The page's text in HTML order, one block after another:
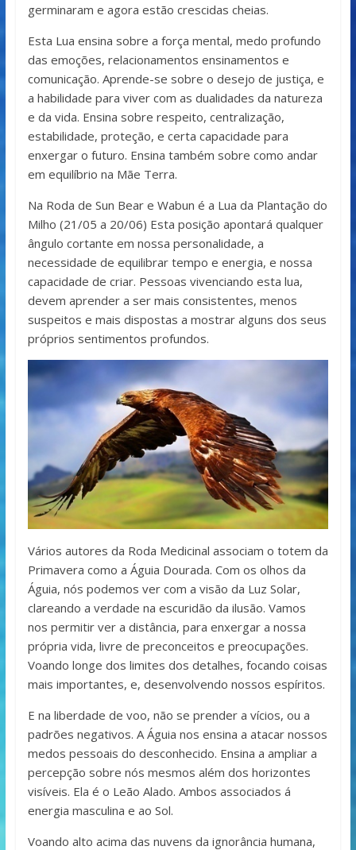
germinaram e agora estão crescidas cheias.
Esta Lua ensina sobre a força mental, medo profundo
das emoções, relacionamentos ensinamentos e
comunicação. Aprende-se sobre o desejo de justiça, e
a habilidade para viver com as dualidades da natureza
e da vida. Ensina sobre respeito, centralização,
estabilidade, proteção, e certa capacidade para
enxergar o futuro. Ensina também sobre como andar
em equilíbrio na Mãe Terra.
Na Roda de Sun Bear e Wabun é a Lua da Plantação do
Milho (21/05 a 20/06) Esta posição apontará qualquer
ângulo cortante em nossa personalidade, a
necessidade de equilibrar tempo e energia, e nossa
capacidade de criar. Pessoas vivenciando esta lua,
devem aprender a ser mais consistentes, menos
suspeitos e mais dispostas a mostrar alguns dos seus
próprios sentimentos profundos.
Vários autores da Roda Medicinal associam o totem da
Primavera como a Águia Dourada. Com os olhos da
Águia, nós podemos ver com a visão da Luz Solar,
clareando a verdade na escuridão da ilusão. Vamos
nos permitir ver a distância, para enxergar a nossa
própria vida, livre de preconceitos e preocupações.
Voando longe dos limites dos detalhes, focando coisas
mais importantes, e, desenvolvendo nossos espíritos.
E na liberdade de voo, não se prender a vícios, ou a
padrões negativos. A Águia nos ensina a atacar nossos
medos pessoais do desconhecido. Ensina a ampliar a
percepção sobre nós mesmos além dos horizontes
visíveis. Ela é o Leão Alado. Ambos associados á
energia masculina e ao Sol.
Voando alto acima das nuvens da ignorância humana,